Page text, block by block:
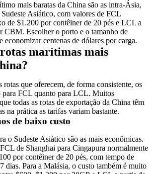
mais baratas da China são as intra-Ásia,
Asiático, com valores de FCL
de $1.200 por contêiner de 20 pés e LCL a
CBM. Escolher o porto e o tamanho de
economizar centenas de dólares por carga.
rotas marítimas mais
rotas que oferecem, de forma consistente, os
para FCL quanto para LCL. Muitos
todas as rotas de exportação da China têm
na prática as tarifas variam bastante.
de baixo custo
o Sudeste Asiático são as mais econômicas.
de Shanghai para Cingapura normalmente
por contêiner de 20 pés, com tempo de
dias. Para a Malásia, o custo também é muito